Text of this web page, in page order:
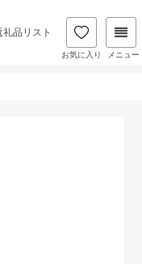
礼品リスト
お気に入り メニュー